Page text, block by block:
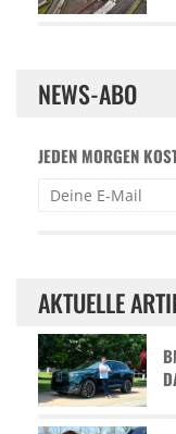
NEWS-ABO
JEDEN MORGEN
AKTUELLE